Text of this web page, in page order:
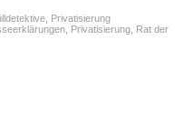
Privatisierung
Privatisierung Rat der